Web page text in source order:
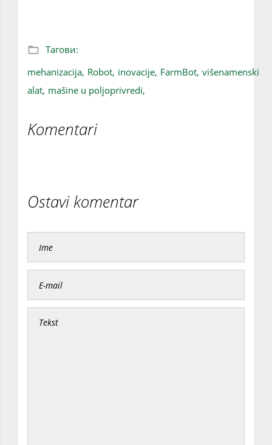
Тагови:
mehanizacija, Robot, inovacije, FarmBot, višenamenski
alat, mašine u poljoprivredi,
Komentari
Ostavi komentar